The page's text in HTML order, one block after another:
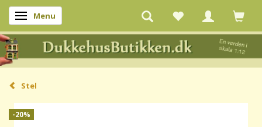
Skifte navigation
Menu
Stel
-20%